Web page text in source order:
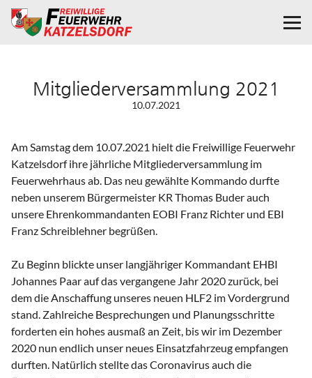
Mitgliederversammlung 2021
10.07.2021
Am Samstag dem 10.07.2021 hielt die Freiwillige Feuerwehr
Katzelsdorf ihre jährliche Mitgliederversammlung im
Feuerwehrhaus ab. Das neu gewählte Kommando durfte
neben unserem Bürgermeister KR Thomas Buder auch
unsere Ehrenkommandanten EOBI Franz Richter und EBI
Franz Schreiblehner begrüßen.
Zu Beginn blickte unser langjähriger Kommandant EHBI
Johannes Paar auf das vergangene Jahr 2020 zurück, bei
dem die Anschaffung unseres neuen HLF2 im Vordergrund
stand. Zahlreiche Besprechungen und Planungsschritte
forderten ein hohes ausmaß an Zeit, bis wir im Dezember
2020 nun endlich unser neues Einsatzfahrzeug empfangen
durften. Natürlich stellte das Coronavirus auch die